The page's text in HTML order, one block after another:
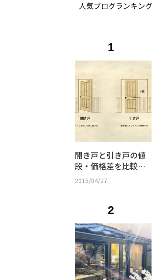
人気ブログランキング
1
開き戸と引き戸の値
段・価格差を比較｜
防音性・間取り・選
び方まとめ
2015/04/27
2